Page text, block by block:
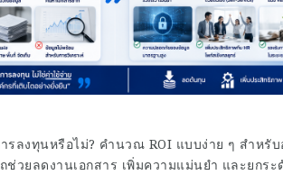
รลงทุนหรือไม่? คำนวณ ROI แบบง่าย ๆ สำหรั
ช่วยลดงานเอกสาร เพิ่มความแม่นยำ และยกร